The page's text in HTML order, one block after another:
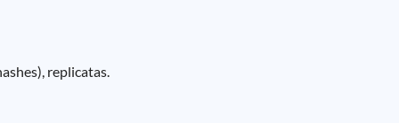
replicatas.